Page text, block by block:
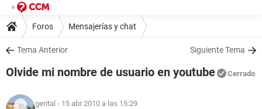
Foros Mensajerías y chat
Tema Anterior Siguiente Tema
Olvide mi nombre de usuario en youtube Cerrado
gerital - 15 abr 2010 a las 15:29